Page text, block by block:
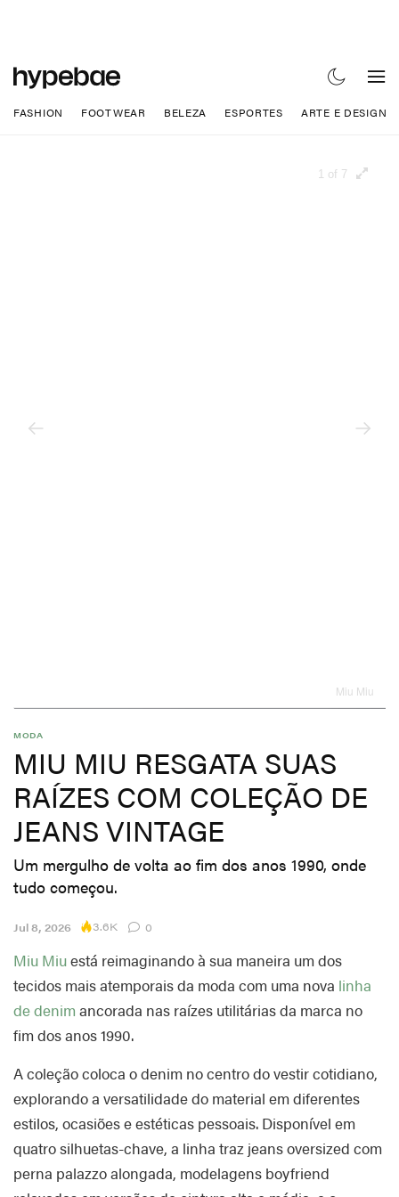
FASHION FOOTWEAR BELEZA ESPORTES ARTE E DESIGN
1 of 7
Miu Miu
MODA
MIU MIU RESGATA SUAS
RAÍZES COM COLEÇÃO DE
JEANS VINTAGE
Um mergulho de volta ao fim dos anos 1990, onde
tudo começou.
Jul 8, 2026 3.6K 0
Miu Miuestá reimaginando à sua maneira um dos
tecidos mais atemporais da moda com uma nova linha
de denim ancorada nas raízes utilitárias da marca no
fim dos anos 1990.
A coleção coloca o denim no centro do vestir cotidiano,
explorando a versatilidade do material em diferentes
estilos, ocasiões e estéticas pessoais. Disponível em
quatro silhuetas-chave, a linha traz jeans oversized com
perna palazzo alongada, modelagens boyfriend